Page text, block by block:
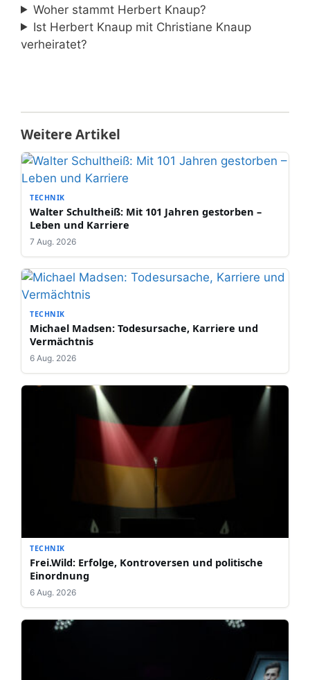
Woher stammt Herbert Knaup?
Ist Herbert Knaup mit Christiane Knaup
verheiratet?
Weitere Artikel
TECHNIK
Walter Schultheiß: Mit 101 Jahren gestorben –
Leben und Karriere
7 Aug. 2026
TECHNIK
Michael Madsen: Todesursache, Karriere und
Vermächtnis
6 Aug. 2026
TECHNIK
Frei.Wild: Erfolge, Kontroversen und politische
Einordnung
6 Aug. 2026